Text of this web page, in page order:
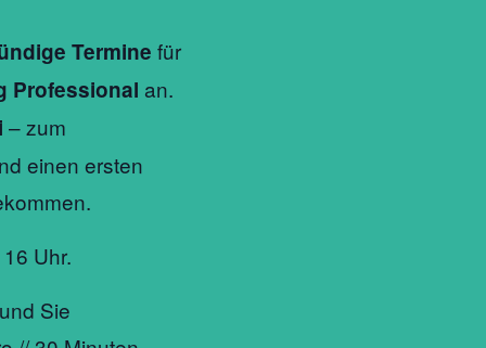
Termine für
Professional an.
– zum
einen ersten
Uhr.
Sie